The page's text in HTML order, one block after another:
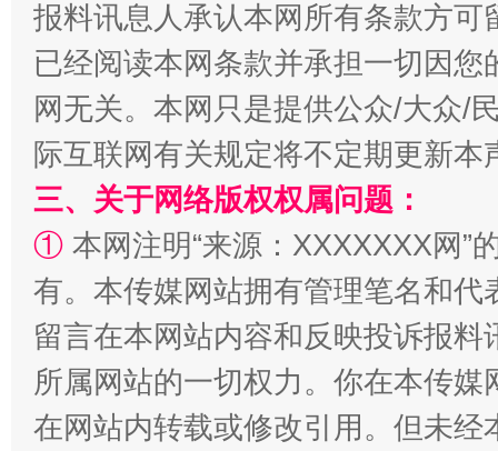
报料讯息人承认本网所有条款方
已经阅读本网条款并承担一切因
网无关。本网只是提供公众/大众/
际互联网有关规定将不定期更新本
三、关于网络版权权属问题：
① 本网注明“来源：XXXXXXX网”
有。本传媒网站拥有管理笔名和
留言在本网站内容和反映投诉报
所属网站的一切权力。你在本传
在网站内转载或修改引用。但未